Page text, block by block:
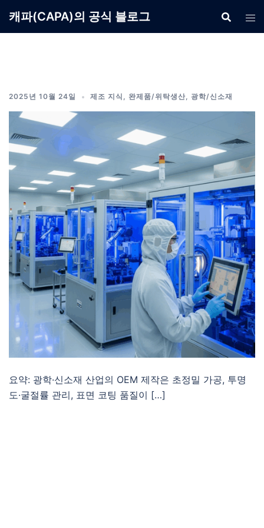
캐파(CAPA)의 공식 블로그
2025년 10월 24일 제조 지식 , 완제품/위탁생산, 광학/신소재
요약: 광학·신소재 산업의 OEM 제작은 초정밀 가공, 투명
도·굴절률 관리, 표면 코팅 품질이 […]